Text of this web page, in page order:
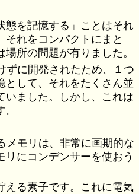
態を記憶する」ことはそれ
それをコンパクトにまと
所の問題が有りました。
ずに開発されたため、１つ
として、それをたくさん並
いました。しかし、これは
メモリは、非常に画期的な
リにコンデンサーを使おう
える素子です。これに電気